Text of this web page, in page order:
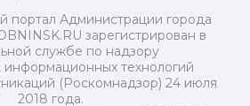
портал Администрации города
зарегистрирован в
службе по надзору
информационных технологий
(Роскомнадзор) 24 июля
2018 года.